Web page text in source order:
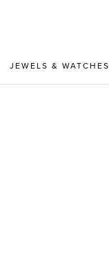
JEWELS & WATCHES